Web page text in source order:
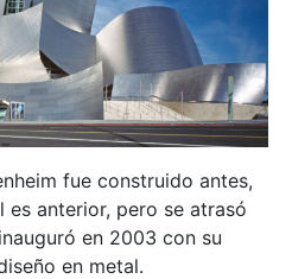
fue construido antes,
es anterior, pero se atrasó
en 2003 con su
en metal.